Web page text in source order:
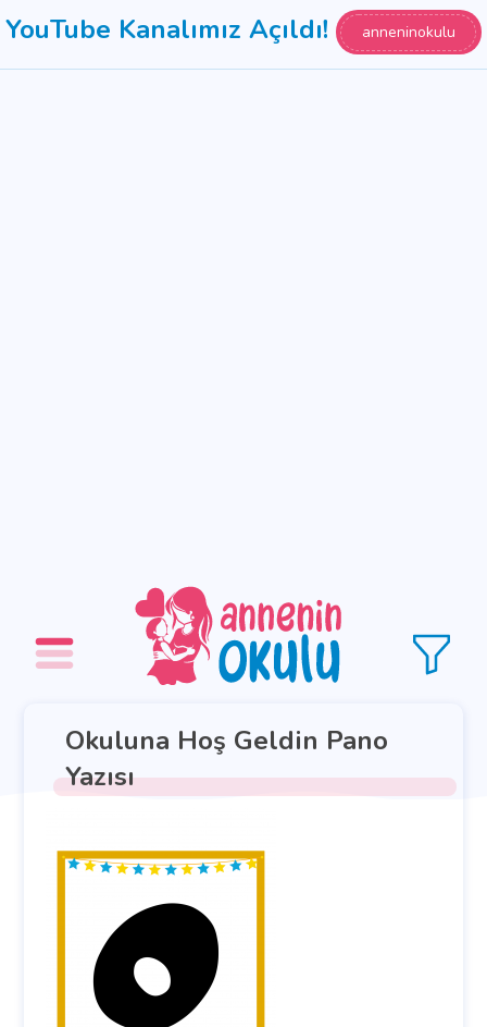
YouTube Kanalımız Açıldı! anneninokulu
Okuluna Hoş Geldin Pano
Yazısı